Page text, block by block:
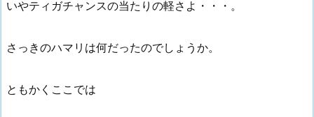
いやティガチャンスの当たりの軽さよ・・・。
さっきのハマリは何だったのでしょうか。
ともかくここでは